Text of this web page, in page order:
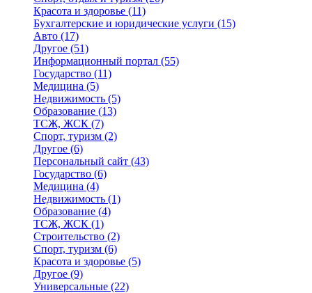
Красота и здоровье (11)
Бухгалтерские и юридические услуги (15)
Авто (17)
Другое (51)
Информационный портал (55)
Государство (11)
Медицина (5)
Недвижимость (5)
Образование (13)
ТСЖ, ЖСК (7)
Спорт, туризм (2)
Другое (6)
Персональный сайт (43)
Государство (6)
Медицина (4)
Недвижимость (1)
Образование (4)
ТСЖ, ЖСК (1)
Строительство (2)
Спорт, туризм (6)
Красота и здоровье (5)
Другое (9)
Универсальные (22)